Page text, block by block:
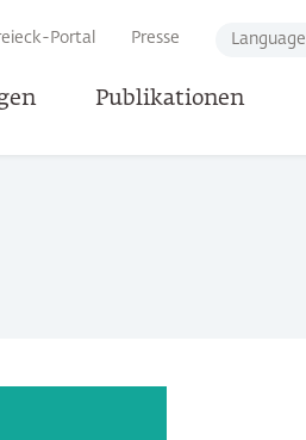
Portal Presse Language
Publikationen